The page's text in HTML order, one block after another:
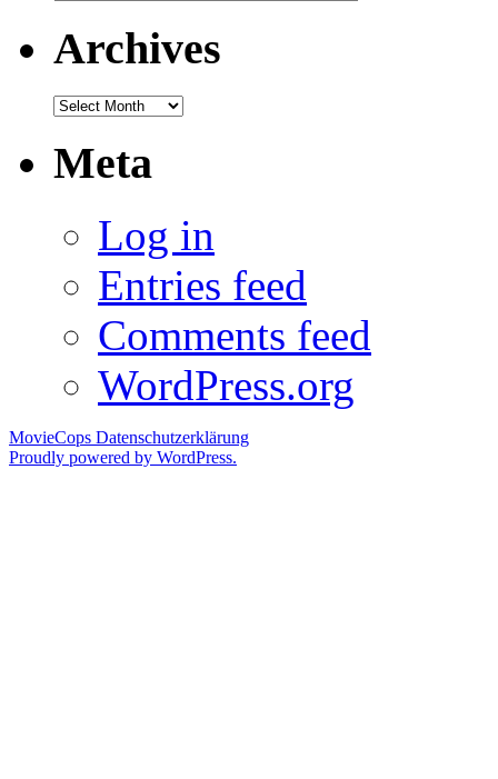
Archives
Archives
Meta
Log in
Entries feed
Comments feed
WordPress.org
MovieCops Datenschutzerklärung
Proudly powered by WordPress.